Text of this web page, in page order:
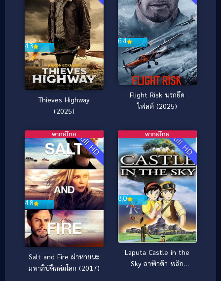
4.3
Thieves Highway
(2025)
6.4
Flight Risk นรกยึด
ไฟลต์ (2025)
Full HD
4.8
พากย์ไทย
Salt and Fire ผ่าหายนะ
มหาภิบัติถล่มโลก (2017)
Full HD
8.0
พากย์ไทย
Laputa Castle in the
Sky ลาพิวต้า พลิก